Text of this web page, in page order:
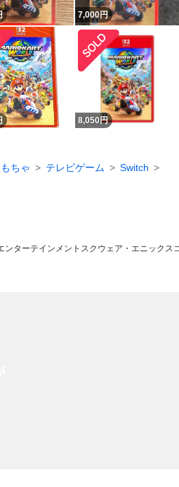
7,000円
8,050円
ちゃ テレビゲーム
Switch
ンターテインメント スクウェア・エニックス